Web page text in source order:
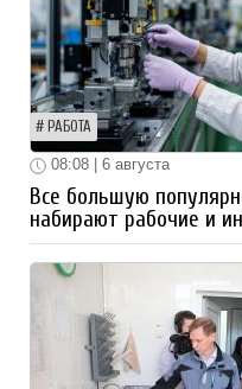
РАБОТА
08:08 | 6 августа
Все большую
набирают рабочие и